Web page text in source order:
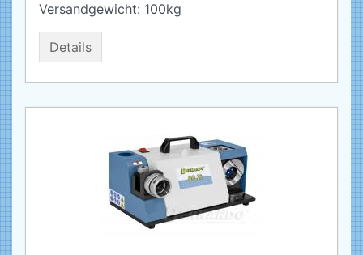
Versandgewicht: 100kg
Details